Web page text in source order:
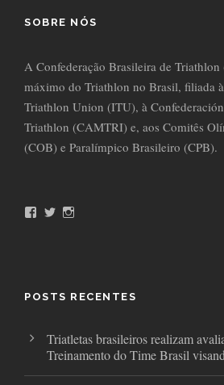
SOBRE NÓS
A Confederação Brasileira de
máximo do Triathlon no Brasil, filiada
Triathlon Union (ITU), à
Triathlon (CAMTRI) e, aos Comitês
(COB) e Paralímpico Brasileiro (CPB).
k
T
a
POSTS RECENTES
Triatletas brasileiros realizam
Treinamento do Time Brasil